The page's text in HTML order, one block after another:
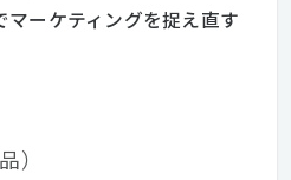
マーケティングを捉え直す
）